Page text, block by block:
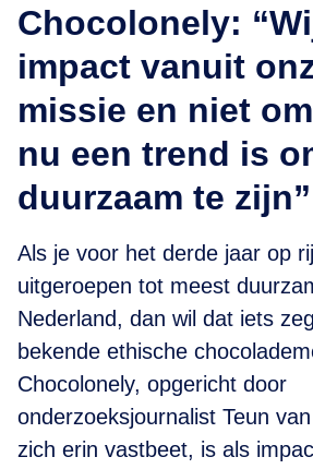
Chocolonely:
impact vanuit
missie en niet
nu een trend is
duurzaam te zijn”
Als je voor het derde jaar op
uitgeroepen tot meest
Nederland, dan wil dat iets
bekende ethische
Chocolonely, opgericht door
onderzoeksjournalist Teun
zich erin vastbeet, is als